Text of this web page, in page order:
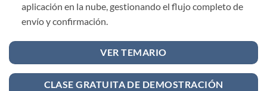
aplicación en la nube, gestionando el flujo completo de
envío y confirmación.
VER TEMARIO
CLASE GRATUITA DE DEMOSTRACIÓN